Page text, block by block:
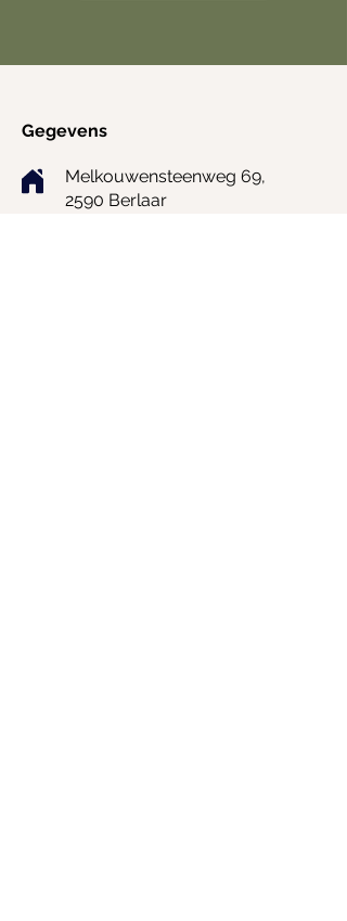
Gegevens
Melkouwensteenweg 69,
2590 Berlaar